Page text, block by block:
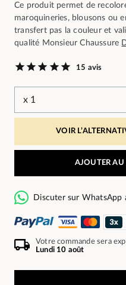
Ce produit permet de
maroquineries, blousons ou
transfert pas la couleur et
qualité Monsieur Chaussure
15 avis
VOIR
AJOUTER AU
Discuter sur WhatsApp
Votre commande sera
Lundi 10 août